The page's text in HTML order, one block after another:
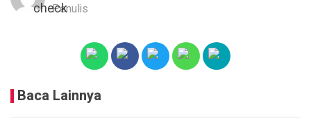
Penulis
Baca Lainnya